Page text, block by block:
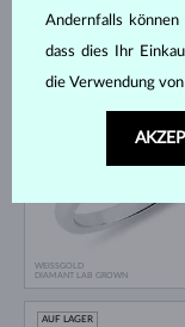
WEISSGOLD
DIAMANT LAB GROWN
WEISSGOLD
DIAMANT LAB GROWN
AUF LAGER
Andernfalls können
dass dies Ihr
die Verwendung